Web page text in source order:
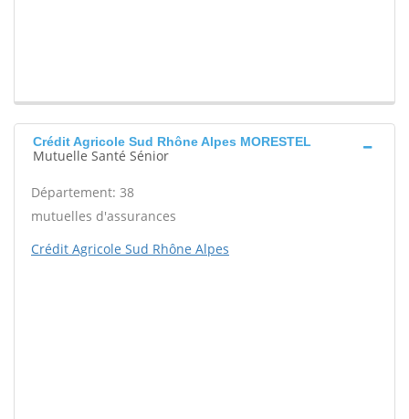
Crédit Agricole Sud Rhône Alpes MORESTEL
Mutuelle Santé Sénior
Département: 38
mutuelles d'assurances
Crédit Agricole Sud Rhône Alpes